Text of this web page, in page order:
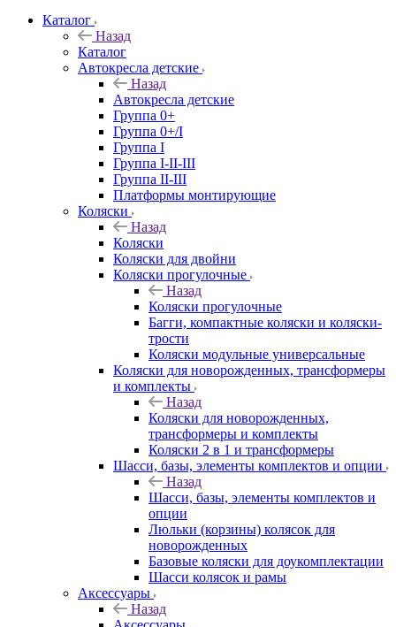
Каталог
Назад
Каталог
Автокресла детские
Назад
Автокресла детские
Группа 0+
Группа 0+/I
Группа I
Группа I-II-III
Группа II-III
Платформы монтирующие
Коляски
Назад
Коляски
Коляски для двойни
Коляски прогулочные
Назад
Коляски прогулочные
Багги, компактные коляски и коляски-
трости
Коляски модульные универсальные
Коляски для новорожденных, трансформеры
и комплекты
Назад
Коляски для новорожденных,
трансформеры и комплекты
Коляски 2 в 1 и трансформеры
Шасси, базы, элементы комплектов и опции
Назад
Шасси, базы, элементы комплектов и
опции
Люльки (корзины) колясок для
новорожденных
Базовые коляски для доукомплектации
Шасси колясок и рамы
Аксессуары
Назад